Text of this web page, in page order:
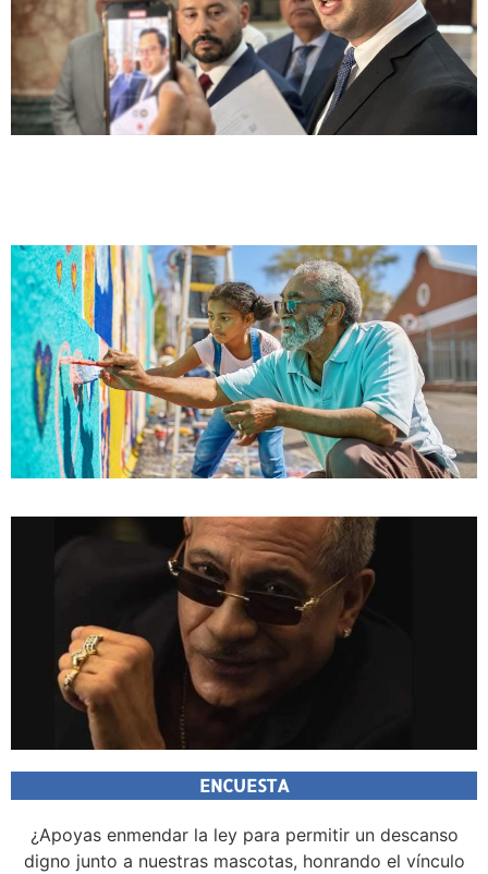
ENCUESTA
¿Apoyas enmendar la ley para permitir un descanso
digno junto a nuestras mascotas, honrando el vínculo